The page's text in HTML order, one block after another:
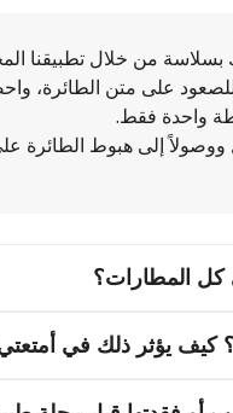
من خلال تطبيقنا
على متن الطائرة،
واحدة فقط.
إلى هبوط الطائرة
كل المطارات؟
كيف يؤثر ذلك في